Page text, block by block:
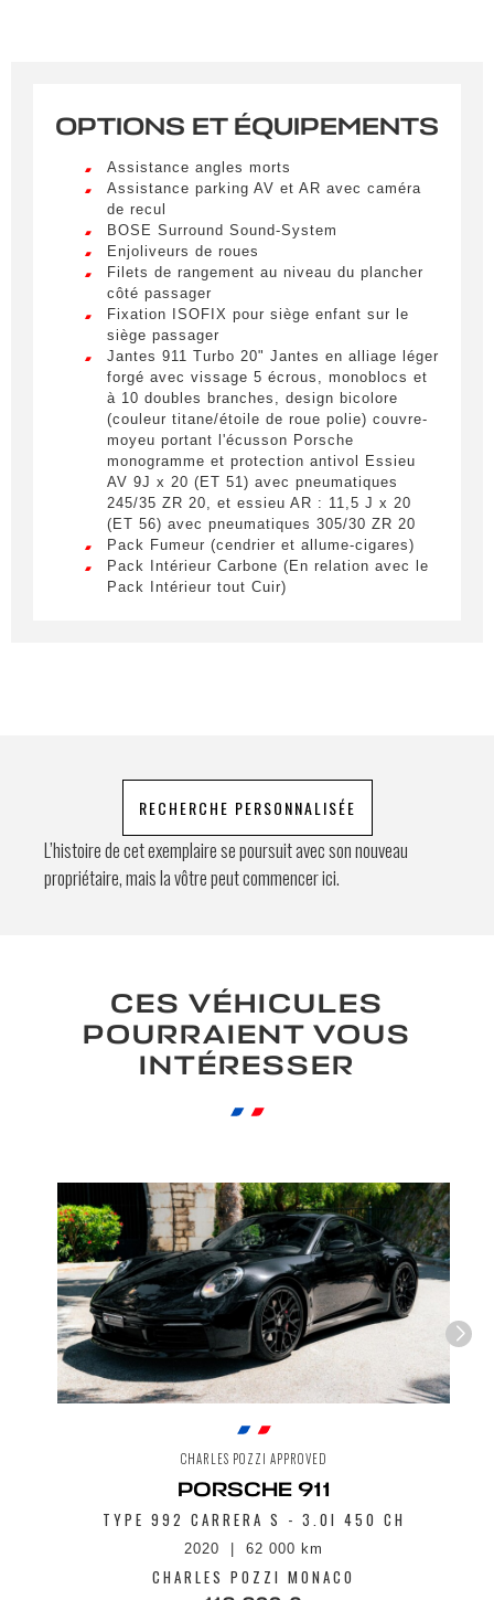
*
Prénom
E-mail *
Téléphone
Demande spéciale
commerciale.
Envoyer
LIVRAISON PARTOUT EN
FRANCE
Lorem ipsum dolor sit amet, consectetur
adipiscing elit. Ut a elit sed nisl pulvinar
egestas a vel nibh. Sed aliquam varius
feugiat. Suspendisse finibus nec nibh eget
ultricies. Mauris et malesuada augue.
Lorem ipsum dolor sit amet, consectetur
adipiscing elit. Ut a elit sed nisl pulvinar
egestas a vel nibh. Sed aliquam varius
feugiat. Suspendisse finibus nec nibh eget
ultricies. Mauris et malesuada augue.
Lorem ipsum dolor sit amet, consectetur
adipiscing elit. Ut a elit sed nisl pulvinar
egestas a vel nibh. Sed aliquam varius
feugiat. Suspendisse finibus nec nibh eget
ultricies. Mauris et malesuada augue.
OPTIONS ET ÉQUIPEMENTS
Assistance angles morts
Assistance parking AV et AR avec caméra
de recul
BOSE Surround Sound-System
Enjoliveurs de roues
Filets de rangement au niveau du plancher
côté passager
Fixation ISOFIX pour siège enfant sur le
siège passager
Jantes 911 Turbo 20" Jantes en alliage léger
forgé avec vissage 5 écrous, monoblocs et
à 10 doubles branches, design bicolore
(couleur titane/étoile de roue polie) couvre-
moyeu portant l'écusson Porsche
monogramme et protection antivol Essieu
AV 9J x 20 (ET 51) avec pneumatiques
245/35 ZR 20, et essieu AR : 11,5 J x 20
(ET 56) avec pneumatiques 305/30 ZR 20
Pack Fumeur (cendrier et allume-cigares)
Pack Intérieur Carbone (En relation avec le
Pack Intérieur tout Cuir)
Servotronic Plus
Sièges Chauffants
Sièges sport électriques (14 réglages
électriques) avec Pack Mémoire
Volant Sport GT en cuir
RECHERCHE PERSONNALISÉE
L’histoire de cet exemplaire se poursuit avec son nouveau
propriétaire, mais la vôtre peut commencer ici.
CES VÉHICULES
POURRAIENT VOUS
INTÉRESSER
CHARLES POZZI APPROVED
PORSCHE 911
TYPE 992 CARRERA S - 3.0I 450 CH
2020 62 000 km
CHARLES POZZI MONACO